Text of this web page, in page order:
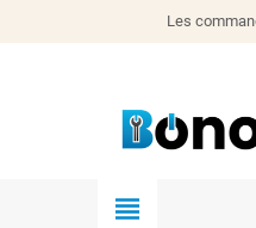
Les
view_headline